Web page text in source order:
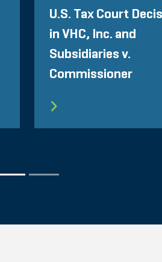
U.S. Tax Court
in VHC, Inc. and
Subsidiaries v.
Commissioner